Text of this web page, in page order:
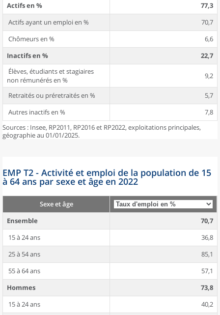
Actifs en %
77,3
Actifs ayant un emploi en %
70,7
Chômeurs en %
6,6
Inactifs en %
22,7
Élèves, étudiants et stagiaires
non rémunérés en %
9,2
Retraités ou préretraités en %
5,7
Autres inactifs en %
7,8
Sources : Insee, RP2011, RP2016 et RP2022, exploitations principales,
géographie au 01/01/2025.
EMP T2 - Activité et emploi de la population de 15
à 64 ans par sexe et âge en 2022
Sexe et âge
Ensemble
70,7
15 à 24 ans
36,8
25 à 54 ans
85,1
55 à 64 ans
57,1
Hommes
73,8
15 à 24 ans
40,2